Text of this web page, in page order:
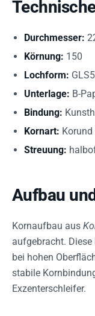
Durchmesser:
Körnung: 150
Lochform:
Unterlage: B-
Bindung:
Kornart: Korund
Streuung:
Aufbau
Kornaufbau aus
aufgebracht.
bei hohen
stabile
Exzenterschleifer.